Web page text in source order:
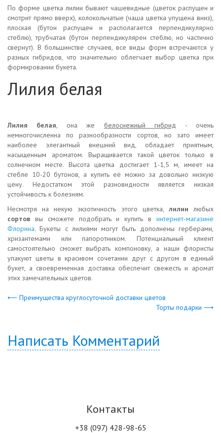
По форме цветка лилии бывают чашевидные (цветок распущен и
смотрит прямо вверх), колокольчатые (чаша цветка упущена вниз),
плоская (бутон распущен и располагается перпендикулярно
стеблю), трубчатая (бутон перпендикулярен стеблю, но частично
свернут). В большинстве случаев, все виды форм встречаются у
разных гибридов, что значительно облегчает выбор цветка при
формировании букета.
Лилия белая
Лилия белая, она же белоснежный гибрид - очень
немногочисленна по разнообразности сортов, но зато имеет
наиболее элегантный внешний вид, обладает приятным,
насыщенным ароматом. Выращивается такой цветок только в
солнечном месте. Высота цветка достигает 1-1,5 м, имеет на
стебле 10-20 бутонов, а купить её можно за довольно низкую
цену. Недостатком этой разновидности является низкая
устойчивость к болезням.
Несмотря на некую экзотичность этого цветка, лилии любых
сортов вы сможете подобрать и купить в интернет-магазине
Флорина. Букеты с лилиями могут быть дополнены герберами,
хризантемами или папоротником. Потенциальный клиент
самостоятельно сможет выбрать компоновку, а наши флористы
упакуют цветы в красивом сочетании друг с другом в единый
букет, а своевременная доставка обеспечит свежесть и аромат
этих замечательных цветов.
⟵ Преимущества круглосуточной доставки цветов
Торты подарки ⟶
Написать Комментарий
Контакты
+38 (097) 428-98-65